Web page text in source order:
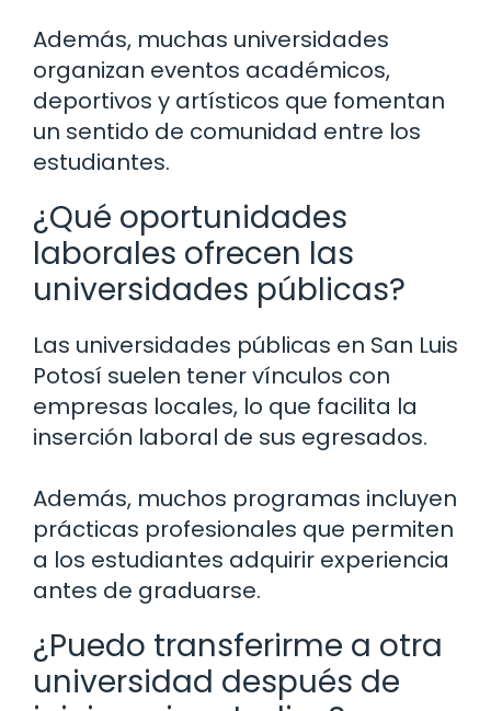
Además, muchas universidades
organizan eventos académicos,
deportivos y artísticos que fomentan
un sentido de comunidad entre los
estudiantes.
¿Qué oportunidades
laborales ofrecen las
universidades públicas?
Las universidades públicas en San Luis
Potosí suelen tener vínculos con
empresas locales, lo que facilita la
inserción laboral de sus egresados.
Además, muchos programas incluyen
prácticas profesionales que permiten
a los estudiantes adquirir experiencia
antes de graduarse.
¿Puedo transferirme a otra
universidad después de